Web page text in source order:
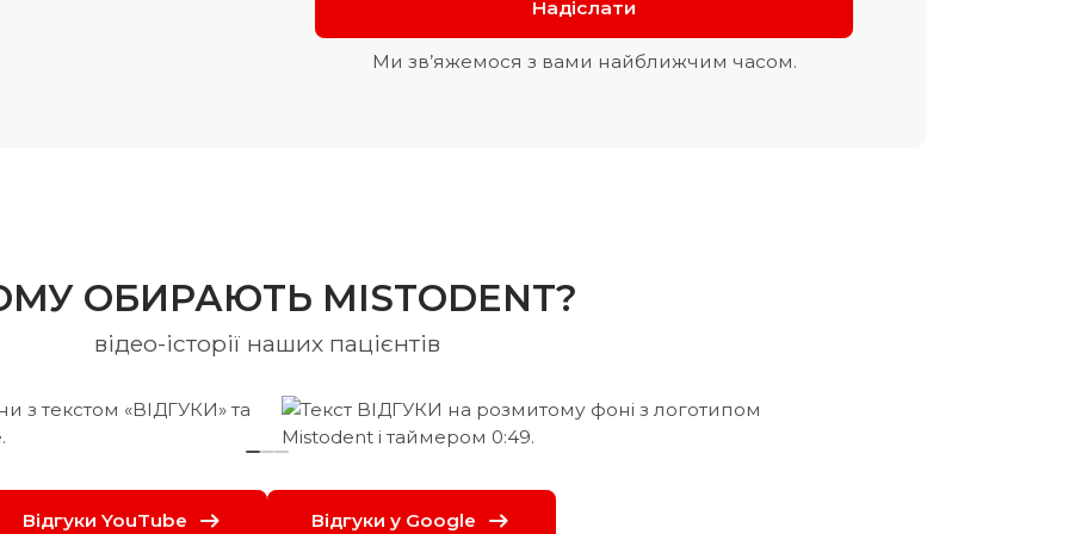
Ми зв’яжемося з вами найближчим часом.
ОБИРАЮТЬ MISTODENT?
відео-історії наших пацієнтів
Відгуки YouTube Відгуки у Google